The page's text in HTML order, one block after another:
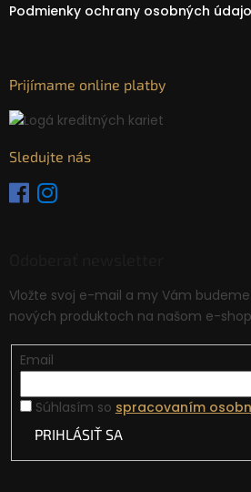
Podmienky ochrany osobných
Prijímame online platby
Sledujte nás
Vložte svoj e-mail a my Vám
nových produktoch na našom e-
Email
Súhlasím so spracovaním
PRIHLÁSIŤ SA